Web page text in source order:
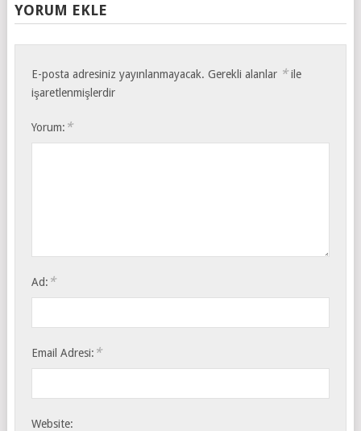
YORUM EKLE
E-posta adresiniz yayınlanmayacak. Gerekli alanlar *ile
işaretlenmişlerdir
Yorum: *
Ad: *
Email Adresi: *
Website: